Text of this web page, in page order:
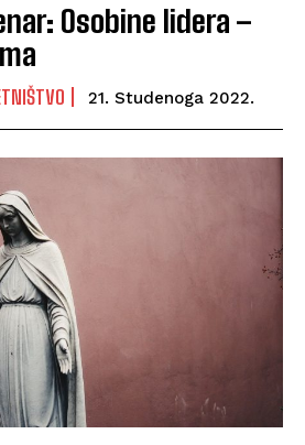
Osobine lidera –
21. Studenoga 2022.